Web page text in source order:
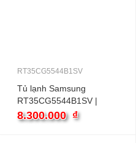
RT35CG5544B1SV
Tủ lạnh Samsung
RT35CG5544B1SV |
345L 2 cánh inverter
8.300.000 ₫